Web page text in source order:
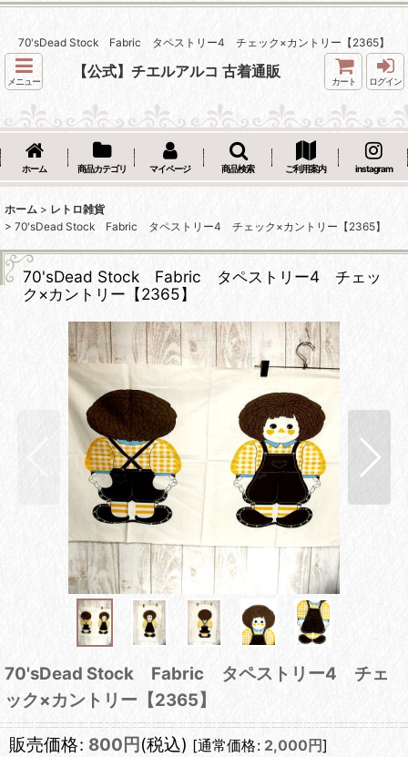
70'sDead Stock Fabric タペストリー4 チェック×カントリー【2365】
メニュー
【公式】チエルアルコ 古着通販
カート ログイン
ホーム 商品カテゴリ マイページ 商品検索 ご利用案内 instagram
ホーム > レトロ雑貨
> 70'sDead Stock Fabric タペストリー4 チェック×カントリー【2365】
70'sDead Stock Fabric タペストリー4 チェッ
ク×カントリー【2365】
70'sDead Stock Fabric タペストリー4 チェ
ック×カントリー【2365】
販売価格: 800 円 (税込) [通常価格: 2,000 円]